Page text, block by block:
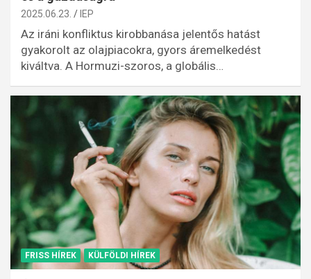
2025.06.23. IEP
Az iráni konfliktus kirobbanása jelentős hatást
gyakorolt az olajpiacokra, gyors áremelkedést
kiváltva. A Hormuzi-szoros, a globális…
FRISS HÍREK KÜLFÖLDI HÍREK